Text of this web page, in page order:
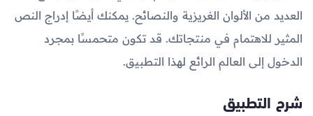
العديد من الألوان الغريزية والنصائح. يمكنك أيضًا إدراج النص
المثير للاهتمام في منتجاتك. قد تكون متحمسًا بمجرد
الدخول إلى العالم الرائع لهذا التطبيق.
شرح التطبيق